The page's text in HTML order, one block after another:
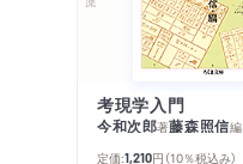
考現学入門
今和次郎著藤森照信編
定価:1,210円 （10％税込み）